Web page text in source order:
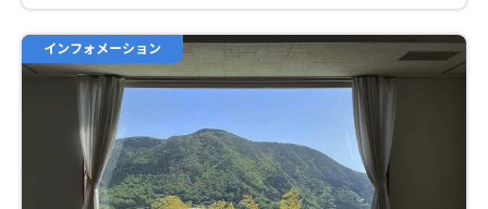
インフォメーション